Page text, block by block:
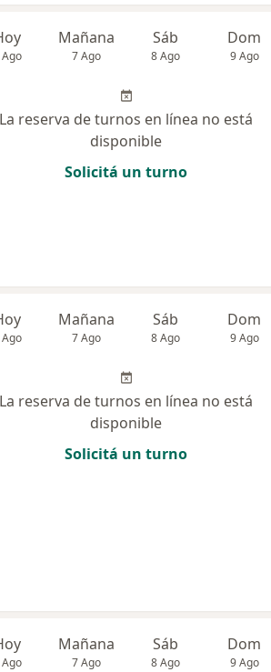
Mañana
7 Ago
Sáb
8 Ago
Dom
9 Ago
La reserva de turnos en línea no está
disponible
Solicitá un turno
Mañana
7 Ago
Sáb
8 Ago
Dom
9 Ago
La reserva de turnos en línea no está
disponible
Solicitá un turno
Mañana
7 Ago
Sáb
8 Ago
Dom
9 Ago